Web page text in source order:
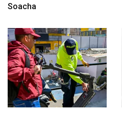
Soacha